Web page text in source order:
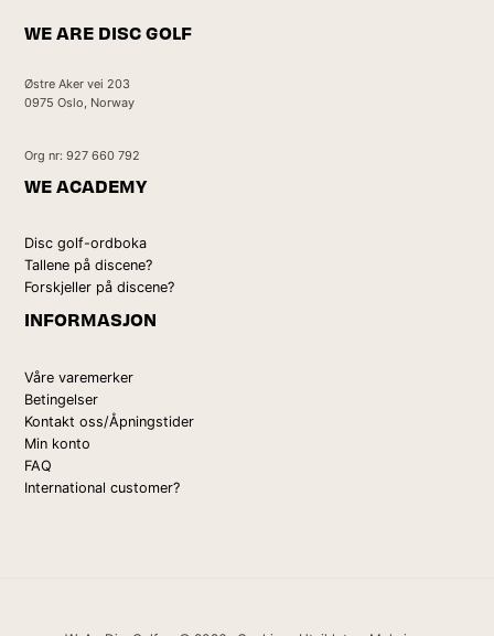
WE ARE DISC GOLF
Østre Aker vei 203
0975 Oslo, Norway
Org nr: 927 660 792
WE ACADEMY
Disc golf-ordboka
Tallene på discene?
Forskjeller på discene?
INFORMASJON
Våre varemerker
Betingelser
Kontakt oss/Åpningstider
Min konto
FAQ
International customer?